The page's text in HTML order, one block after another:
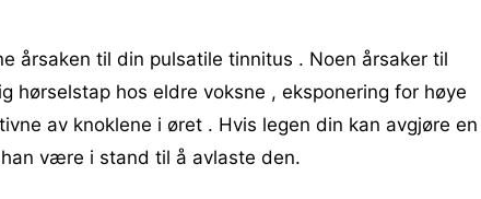
årsaken til din pulsatile tinnitus . Noen årsaker til
hørselstap hos eldre voksne , eksponering for høye
av knoklene i øret . Hvis legen din kan avgjøre en
være i stand til å avlaste den.